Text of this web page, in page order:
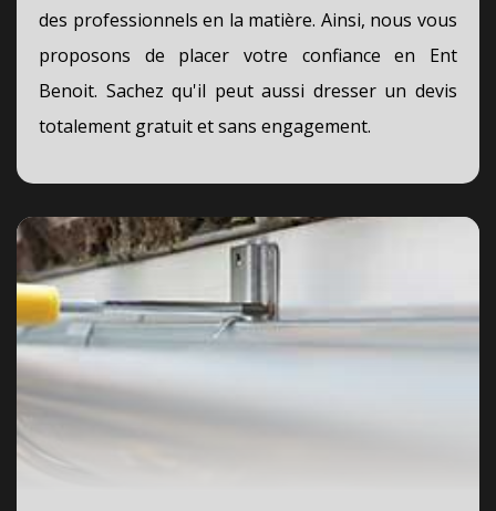
des professionnels en la matière. Ainsi, nous vous
proposons de placer votre confiance en Ent
Benoit. Sachez qu'il peut aussi dresser un devis
totalement gratuit et sans engagement.